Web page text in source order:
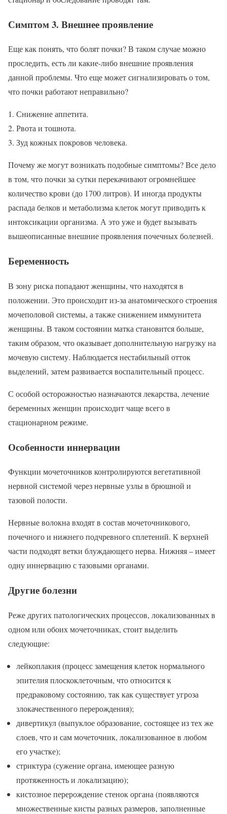
Симптом 3. Внешнее проявление
Еще как понять, что болят почки? В таком случае можно
проследить, есть ли какие-либо внешние проявления
данной проблемы. Что еще может сигнализировать о том,
что почки работают неправильно?
Снижение аппетита.
Рвота и тошнота.
Зуд кожных покровов человека.
Почему же могут возникать подобные симптомы? Все дело
в том, что почки за сутки перекачивают огромнейшее
количество крови (до 1700 литров). И иногда продукты
распада белков и метаболизма клеток могут приводить к
интоксикации организма. А это уже и будет вызывать
вышеописанные внешние проявления почечных болезней.
Беременность
В зону риска попадают женщины, что находятся в
положении. Это происходит из-за анатомического строения
мочеполовой системы, а также снижением иммунитета
женщины. В таком состоянии матка становится больше,
таким образом, что оказывает дополнительную нагрузку на
мочевую систему. Наблюдается нестабильный отток
выделений, затем развивается воспалительный процесс.
С особой осторожностью назначаются лекарства, лечение
беременных женщин происходит чаще всего в
стационарном режиме.
Особенности иннервации
Функции мочеточников контролируются вегетативной
нервной системой через нервные узлы в брюшной и
тазовой полости.
Нервные волокна входят в состав мочеточникового,
почечного и нижнего подчревного сплетений. К верхней
части подходят ветки блуждающего нерва. Нижняя – имеет
одну иннервацию с тазовыми органами.
Другие болезни
Реже других патологических процессов, локализованных в
одном или обоих мочеточниках, стоит выделить
следующие:
лейкоплакия (процесс замещения клеток нормального
эпителия плоскоклеточным, что относится к
предраковому состоянию, так как существует угроза
злокачественного перерождения);
дивертикул (выпуклое образование, состоящее из тех же
слоев, что и сам мочеточник, локализованное в любом
его участке);
стриктура (сужение органа, имеющее разную
протяженность и локализацию);
кистозное перерождение стенок органа (появляются
множественные кисты разных размеров, заполненные